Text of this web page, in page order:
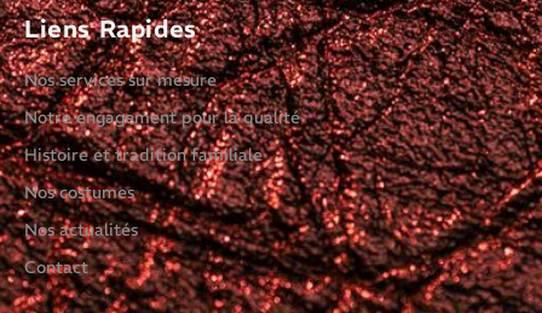
Liens Rapides
Nos services sur mesure
Notre engagement pour la qualité
Histoire et tradition familiale
Nos costumes
Nos actualités
Contact